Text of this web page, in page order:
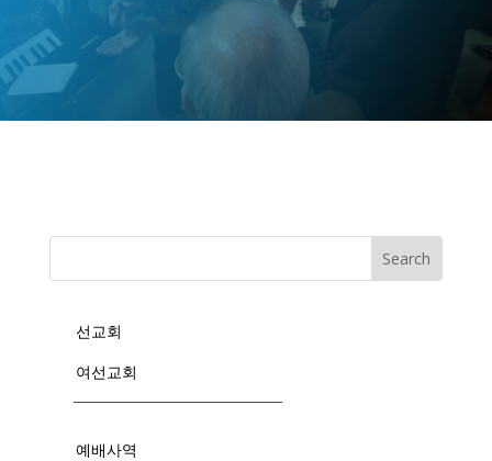
선교회
여선교회
예배사역